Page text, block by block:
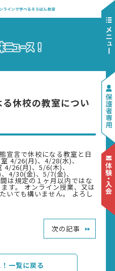
休校の教室につい
宣言で休校になる教室と日
4/26(月)、4/28(水)、
26(月)、5/6(木)、
4/30(金)、5/7(金)、
は規定の１ヶ月以内ではな
す。 オンライン授業、又は
いても構いません。 よろし
次の記事
一覧に戻る